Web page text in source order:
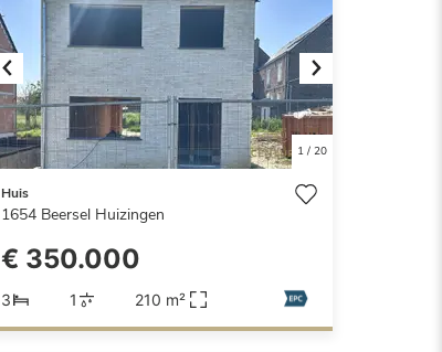
Previous Next
1/ 20
Huis
1654 Beersel Huizingen
€ 350.000
3 1 210 m²